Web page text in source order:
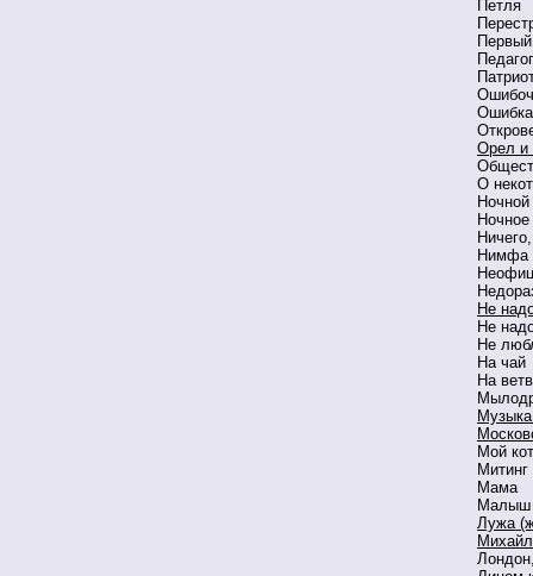
Петля
Ошибка
Орел и
О
Ночной
Ночное
Нимфа
Не
Не
Не
На чай
На
Мой
Митинг
Мама
Малыш
Лужа